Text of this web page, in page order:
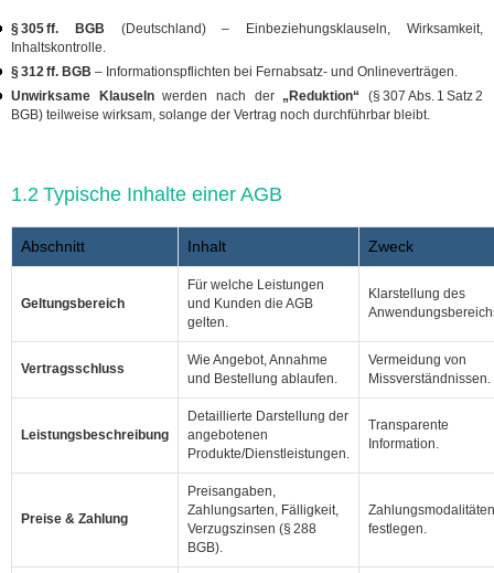
§ 305 ff. BGB (Deutschland) – Einbeziehungsklauseln, Wirksamkeit,
Inhaltskontrolle.
§ 312 ff. BGB – Informationspflichten bei Fernabsatz- und Onlineverträgen.
Unwirksame Klauselnwerden nach der „Reduktion“ (§ 307 Abs. 1 Satz 2
BGB) teilweise wirksam, solange der Vertrag noch durchführbar bleibt.
1.2 Typische Inhalte einer AGB
Abschnitt Inhalt Zweck
Geltungsbereich
Für welche Leistungen
und Kunden die AGB
gelten.
Klarstellung des
Vertragsschluss
Wie Angebot, Annahme
und Bestellung ablaufen.
Vermeidung von
Missverständnissen.
Leistungsbeschreibung
Detaillierte Darstellung der
angebotenen
Produkte/Dienstleistungen.
Transparente
Information.
Preise & Zahlung
Preisangaben,
Zahlungsarten, Fälligkeit,
Verzugszinsen (§ 288
BGB).
Zahlungsmodalitäten
festlegen.